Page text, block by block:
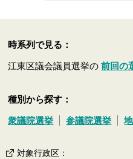
時系列で見る：
江東区議会議員選挙の前回の
種別から探す：
衆議院選挙 参議院選挙
対象行政区 ：